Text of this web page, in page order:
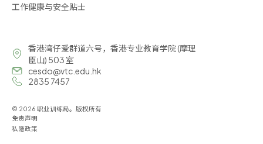
工作健康与安全贴士
香港湾仔爱群道六号，香港专业教育学院 (摩理
臣山) 503 室
cesdo@vtc.edu.hk
2835 7457
© 2026 职业训练局。版权所有
免责声明
私隐政策